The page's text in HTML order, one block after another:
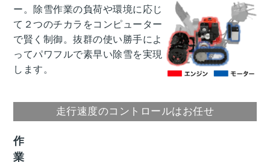
ー。 除雪作業の負荷や環境に応じ
て２つのチカラをコンピューター
で賢く制御。抜群の使い勝手によ
ってパワフルで素早い除雪を実現
します。
走行速度のコントロールはお任せ
作
業